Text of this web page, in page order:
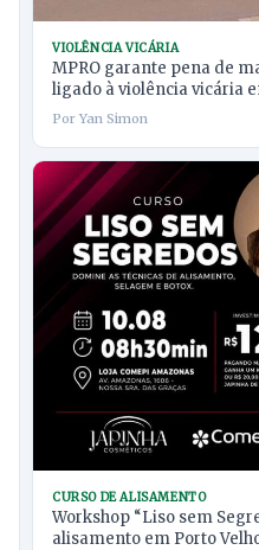
VIOLÊNCIA VICÁRIA
MPRO garante pena de
ligado à violência vicária
Por Yan Simon
CURSO DE ALISAMENTO
Workshop “Liso sem
alisamento em Porto